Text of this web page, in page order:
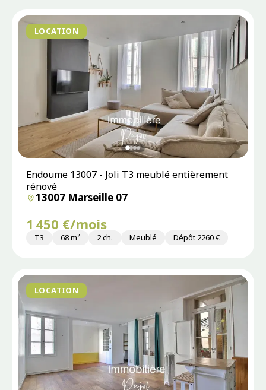
LOCATION
Endoume 13007 - Joli T3 meublé entièrement
rénové
13007 Marseille 07
1 450 €/mois
T3 68 m² 2 ch. Meublé Dépôt 2260 €
LOCATION